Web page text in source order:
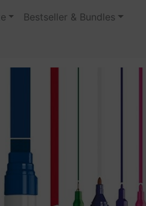
Bestseller & Bundles